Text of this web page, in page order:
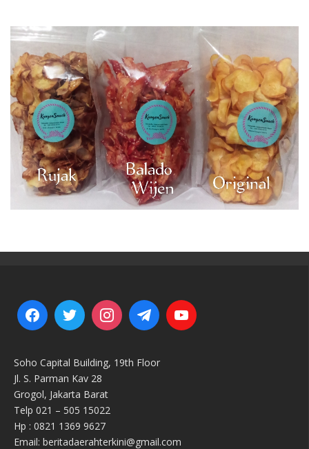
Soho Capital Building, 19th Floor
Jl. S. Parman Kav 28
Grogol, Jakarta Barat
Telp 021 – 505 15022
Hp : 0821 1369 9627
Email: beritadaerahterkini@gmail.com